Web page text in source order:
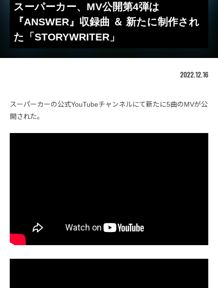
スーパーカー、MV公開第4弾は
『ANSWER』収録曲 ＆ 新たに制作され
た「STORYWRITER」
2022.12.16
スーパーカーの公式YouTubeチャンネルにて新たに5曲のMVが公
開された。